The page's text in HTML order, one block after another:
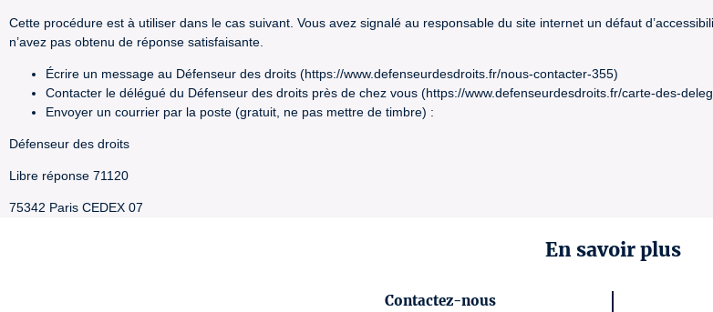
Cette procédure est à utiliser dans le cas suivant. Vous avez signalé au responsable du site internet un défaut
n’avez pas obtenu de réponse satisfaisante.
Écrire un message au Défenseur des droits (https://www.defenseurdesdroits.fr/nous-contacter-355)
Contacter le délégué du Défenseur des droits près de chez vous (https://www.defenseurdesdroits.fr/carte-des-
Envoyer un courrier par la poste (gratuit, ne pas mettre de timbre) :
Défenseur des droits
Libre réponse 71120
75342 Paris CEDEX 07
En savoir plus
Contactez-nous